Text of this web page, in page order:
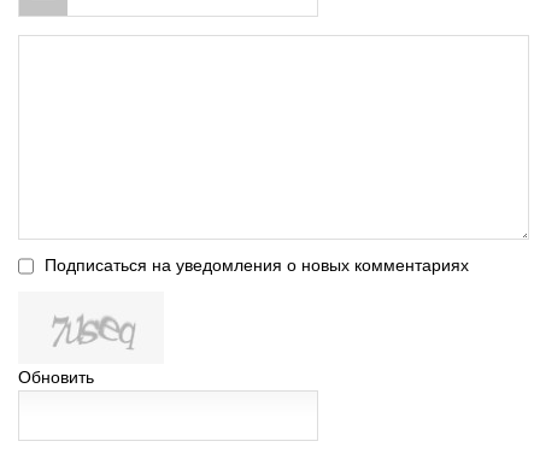
Подписаться на уведомления о новых комментариях
Обновить